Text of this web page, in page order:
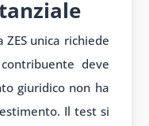
unica richiede
deve
giuridico non ha
Il test si